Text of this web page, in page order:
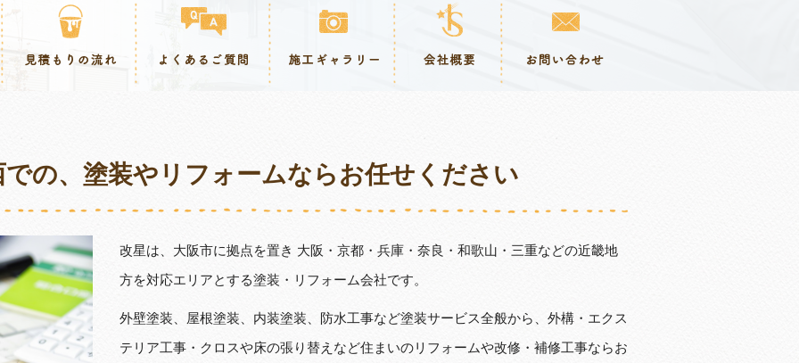
での、塗装やリフォームならお任せください
改星は、大阪市に拠点を置き 大阪・京都・兵庫・奈良・和歌山・三重などの近畿地
方を対応エリアとする塗装・リフォーム会社です。
外壁塗装、屋根塗装、内装塗装、防水工事など塗装サービス全般から、外構・エクス
テリア工事・クロスや床の張り替えなど住まいのリフォームや改修・補修工事ならお